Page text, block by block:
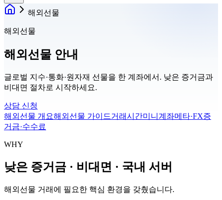
해외선물
해외선물
해외선물 안내
글로벌 지수·통화·원자재 선물을 한 계좌에서. 낮은 증거금과
비대면 절차로 시작하세요.
상담 신청
해외선물 개요해외선물 가이드거래시간미니계좌메타·FX증
거금·수수료
WHY
낮은 증거금 · 비대면 · 국내 서버
해외선물 거래에 필요한 핵심 환경을 갖췄습니다.